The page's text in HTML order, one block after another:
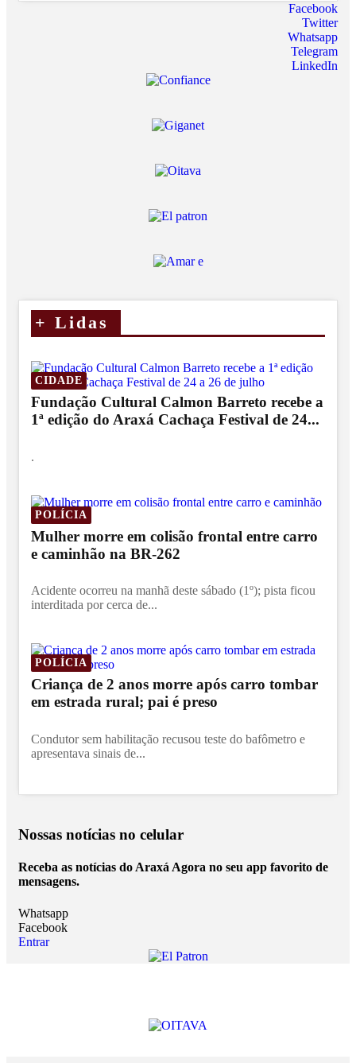
Facebook
Twitter
Whatsapp
Telegram
LinkedIn
+ Lidas
CIDADE
Fundação Cultural Calmon Barreto recebe a
1ª edição do Araxá Cachaça Festival de 24...
.
POLÍCIA
Mulher morre em colisão frontal entre carro
e caminhão na BR-262
Acidente ocorreu na manhã deste sábado (1º); pista ficou
interditada por cerca de...
POLÍCIA
Criança de 2 anos morre após carro tombar
em estrada rural; pai é preso
Condutor sem habilitação recusou teste do bafômetro e
apresentava sinais de...
Nossas notícias no celular
Receba as notícias do Araxá Agora no seu app favorito de
mensagens.
Whatsapp
Facebook
Entrar